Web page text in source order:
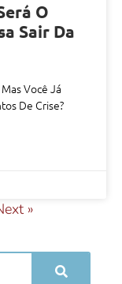
O
Sair Da
Você Já
De Crise?
»